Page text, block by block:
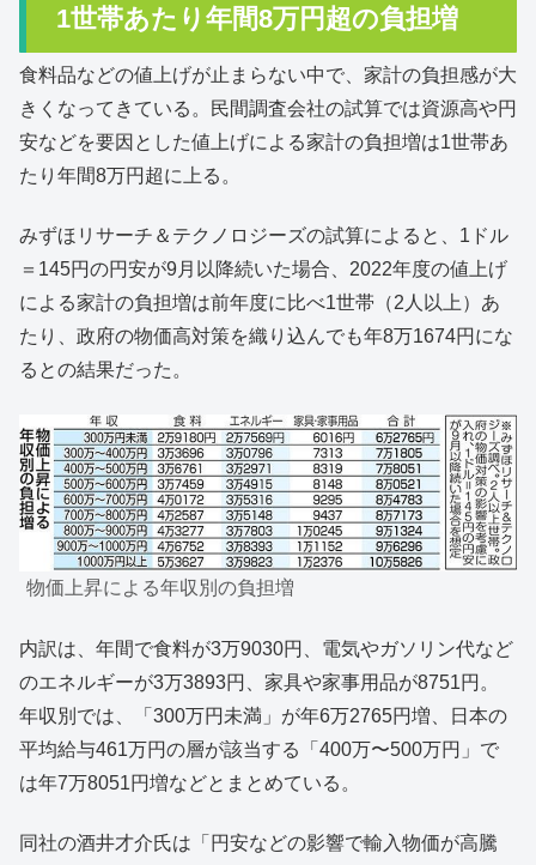
1世帯あたり年間8万円超の負担増
食料品などの値上げが止まらない中で、家計の負担感が大
きくなってきている。民間調査会社の試算では資源高や円
安などを要因とした値上げによる家計の負担増は1世帯あ
たり年間8万円超に上る。
みずほリサーチ＆テクノロジーズの試算によると、1ドル
＝145円の円安が9月以降続いた場合、2022年度の値上げ
による家計の負担増は前年度に比べ1世帯（2人以上）あ
たり、政府の物価高対策を織り込んでも年8万1674円にな
るとの結果だった。
物価上昇による年収別の負担増
内訳は、年間で食料が3万9030円、電気やガソリン代など
のエネルギーが3万3893円、家具や家事用品が8751円。
年収別では、「300万円未満」が年6万2765円増、日本の
平均給与461万円の層が該当する「400万〜500万円」で
は年7万8051円増などとまとめている。
同社の酒井才介氏は「円安などの影響で輸入物価が高騰